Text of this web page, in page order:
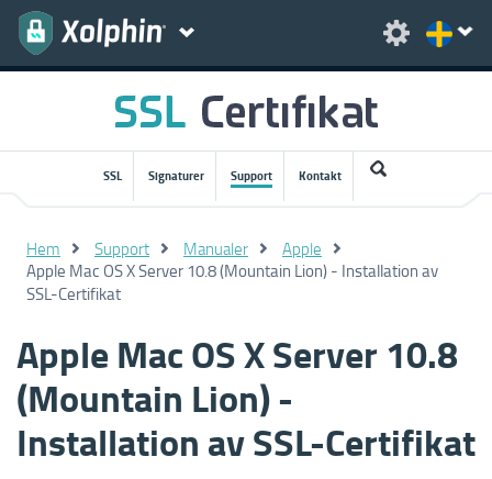
SSL Signaturer Support Kontakt
Hem Support Manualer Apple
Apple Mac OS X Server 10.8 (Mountain Lion) - Installation av
SSL-Certifikat
Apple Mac OS X Server 10.8
(Mountain Lion) -
Installation av SSL-Certifikat